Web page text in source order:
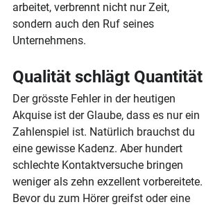
arbeitet, verbrennt nicht nur Zeit,
sondern auch den Ruf seines
Unternehmens.
Qualität schlägt Quantität
Der grösste Fehler in der heutigen
Akquise ist der Glaube, dass es nur ein
Zahlenspiel ist. Natürlich brauchst du
eine gewisse Kadenz. Aber hundert
schlechte Kontaktversuche bringen
weniger als zehn exzellent vorbereitete.
Bevor du zum Hörer greifst oder eine